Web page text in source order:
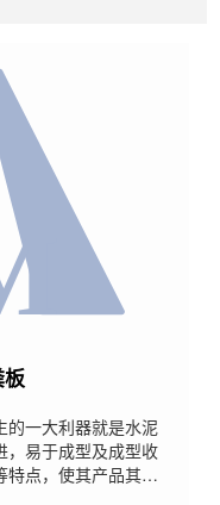
的一大利器就是水泥
，易于成型及成型收
特点，使其产品其有